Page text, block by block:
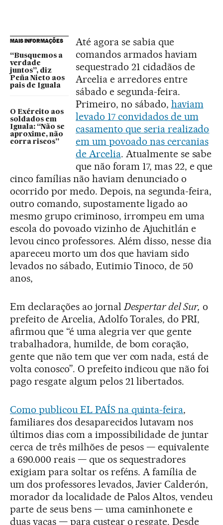
MAIS INFORMAÇÕES
“Busquemos a
verdade
juntos”, diz
Peña Nieto aos
pais de Iguala
O Exército aos
soldados em
Iguala: “Não se
aproxime, não
corra riscos”
Até agora se sabia que
comandos armados haviam
sequestrado 21 cidadãos de
Arcelia e arredores entre
sábado e segunda-feira.
Primeiro, no sábado, haviam
levado 17 convidados de um
casamento que seria realizado
em um povoado nas cercanias
de Arcelia. Atualmente se sabe
que não foram 17, mas 22, e que
cinco famílias não haviam denunciado o
ocorrido por medo. Depois, na segunda-feira,
outro comando, supostamente ligado ao
mesmo grupo criminoso, irrompeu em uma
escola do povoado vizinho de Ajuchitlán e
levou cinco professores. Além disso, nesse dia
apareceu morto um dos que haviam sido
levados no sábado, Eutimio Tinoco, de 50
anos,
Em declarações ao jornal Despertar del Sur, o
prefeito de Arcelia, Adolfo Torales, do PRI,
afirmou que “é uma alegria ver que gente
trabalhadora, humilde, de bom coração,
gente que não tem que ver com nada, está de
volta conosco”. O prefeito indicou que não foi
pago resgate algum pelos 21 libertados.
Como publicou EL PAÍS na quinta-feira,
familiares dos desaparecidos lutavam nos
últimos dias com a impossibilidade de juntar
cerca de três milhões de pesos — equivalente
a 690.000 reais — que os sequestradores
exigiam para soltar os reféns. A família de
um dos professores levados, Javier Calderón,
morador da localidade de Palos Altos, vendeu
parte de seus bens — uma caminhonete e
duas vacas — para custear o resgate. Desde